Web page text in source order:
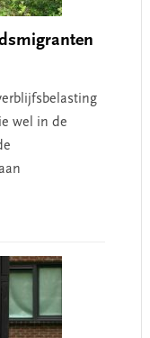
wel in de